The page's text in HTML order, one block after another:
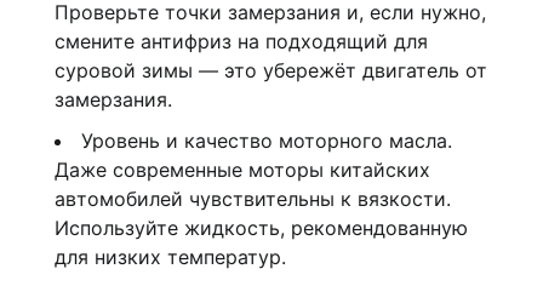
Проверьте точки замерзания и, если нужно,
смените антифриз на подходящий для
суровой зимы — это убережёт двигатель от
замерзания.
Уровень и качество моторного масла.
Даже современные моторы китайских
автомобилей чувствительны к вязкости.
Используйте жидкость, рекомендованную
для низких температур.